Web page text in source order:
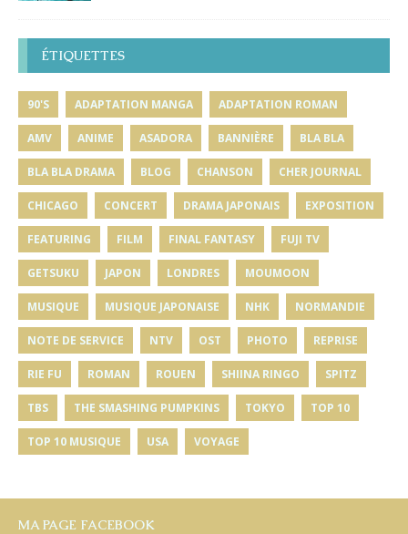
ÉTIQUETTES
90'S ADAPTATION MANGA ADAPTATION ROMAN
AMV ANIME ASADORA BANNIÈRE BLA BLA
BLA BLA DRAMA BLOG CHANSON CHER JOURNAL
CHICAGO CONCERT DRAMA JAPONAIS EXPOSITION
FEATURING FILM FINAL FANTASY FUJI TV
GETSUKU JAPON LONDRES MOUMOON
MUSIQUE MUSIQUE JAPONAISE NHK NORMANDIE
NOTE DE SERVICE NTV OST PHOTO REPRISE
RIE FU ROMAN ROUEN SHIINA RINGO SPITZ
TBS THE SMASHING PUMPKINS TOKYO TOP 10
TOP 10 MUSIQUE USA VOYAGE
MA PAGE FACEBOOK